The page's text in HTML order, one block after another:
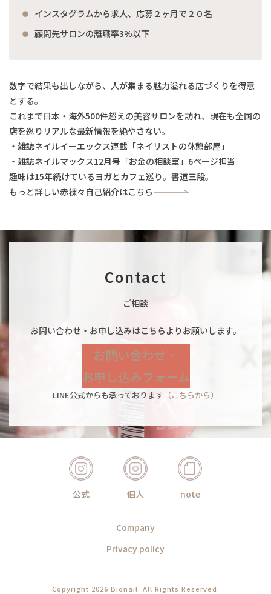
インスタグラムから求人、応募２ヶ月で２０名
顧問先サロンの離職率3%以下
数字で結果も出しながら、人が集まる魅力溢れる店づくりを得意
とする。
これまで日本・海外500件超えの美容サロンを訪れ、現在も全国の
店を巡りリアルな最新情報を絶やさない。
・雑誌ネイルイーエックス連載「ネイリストの休憩部屋」
・雑誌ネイルマックス12月号「お金の相談室」6ページ担当
趣味は15年続けているヨガとカフェ巡り。書道三段。
もっと詳しい赤裸々自己紹介はこちら
Contact
ご相談
お問い合わせ・お申し込みはこちらよりお願いします。
お問い合わせ・
お申し込みフォーム
LINE公式からも承っております （こちらから）
公式 個人 note
Company
Privacy policy
Copyright 2026 Bionail. All Rights Reserved.